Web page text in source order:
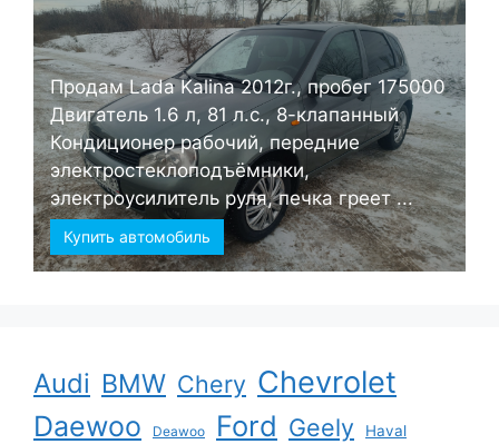
Продам Lada Kalina 2012г., пробег 175000
Двигатель 1.6 л, 81 л.с., 8-клапанный
Кондиционер рабочий, передние
электростеклоподъёмники,
электроусилитель руля, печка греет ...
Купить автомобиль
Audi BMW Chery Chevrolet
Daewoo Deawoo Ford Geely Haval